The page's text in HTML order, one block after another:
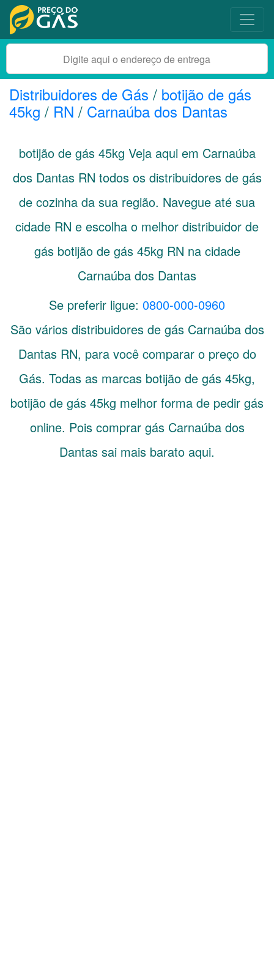
Distribuidores de Gás / botijão de gás
45kg / RN / Carnaúba dos Dantas
botijão de gás 45kg Veja aqui em Carnaúba
dos Dantas RN todos os distribuidores de gás
de cozinha da sua região. Navegue até sua
cidade RN e escolha o melhor distribuidor de
gás botijão de gás 45kg RN na cidade
Carnaúba dos Dantas
Se preferir ligue: 0800-000-0960
São vários distribuidores de gás Carnaúba dos
Dantas RN, para você comparar o preço do
Gás. Todas as marcas botijão de gás 45kg,
botijão de gás 45kg melhor forma de pedir gás
online. Pois comprar gás Carnaúba dos
Dantas sai mais barato aqui.